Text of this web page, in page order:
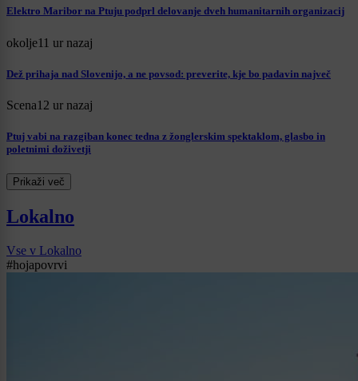
Elektro Maribor na Ptuju podprl delovanje dveh humanitarnih organizacij
okolje11 ur nazaj
Dež prihaja nad Slovenijo, a ne povsod: preverite, kje bo padavin največ
Scena12 ur nazaj
Ptuj vabi na razgiban konec tedna z žonglerskim spektaklom, glasbo in
poletnimi doživetji
Prikaži več
Lokalno
Vse v Lokalno
#hojapovrvi